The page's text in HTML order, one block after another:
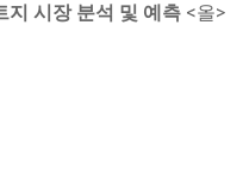
지 시장 분석 및 예측 <올>